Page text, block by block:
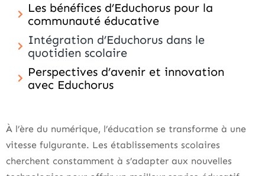
Les bénéfices d’Educhorus pour la
communauté éducative
Intégration d’Educhorus dans le
quotidien scolaire
Perspectives d’avenir et innovation
avec Educhorus
À l’ère du numérique, l’éducation se transforme à une
vitesse fulgurante. Les établissements scolaires
cherchent constamment à s’adapter aux nouvelles